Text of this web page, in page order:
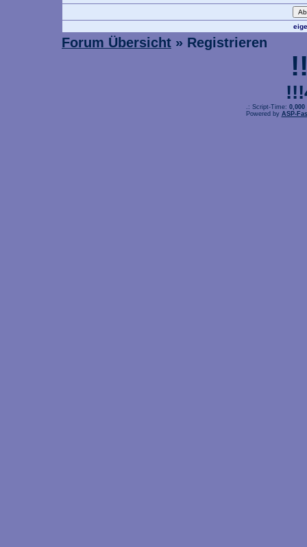
Forum Übersicht » Registrieren
.: Script-Time: 0,000
Powered by ASP-